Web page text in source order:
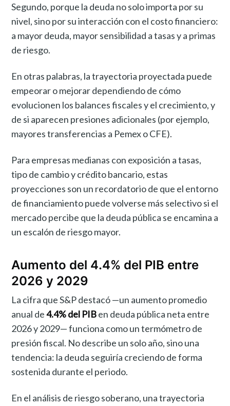
Segundo, porque la deuda no solo importa por su
nivel, sino por su interacción con el costo financiero:
a mayor deuda, mayor sensibilidad a tasas y a primas
de riesgo.
En otras palabras, la trayectoria proyectada puede
empeorar o mejorar dependiendo de cómo
evolucionen los balances fiscales y el crecimiento, y
de si aparecen presiones adicionales (por ejemplo,
mayores transferencias a Pemex o CFE).
Para empresas medianas con exposición a tasas,
tipo de cambio y crédito bancario, estas
proyecciones son un recordatorio de que el entorno
de financiamiento puede volverse más selectivo si el
mercado percibe que la deuda pública se encamina a
un escalón de riesgo mayor.
Aumento del 4.4% del PIB entre
2026 y 2029
La cifra que S&P destacó —un aumento promedio
anual de4.4% del PIBen deuda pública neta entre
2026 y 2029— funciona como un termómetro de
presión fiscal. No describe un solo año, sino una
tendencia: la deuda seguiría creciendo de forma
sostenida durante el periodo.
En el análisis de riesgo soberano, una trayectoria